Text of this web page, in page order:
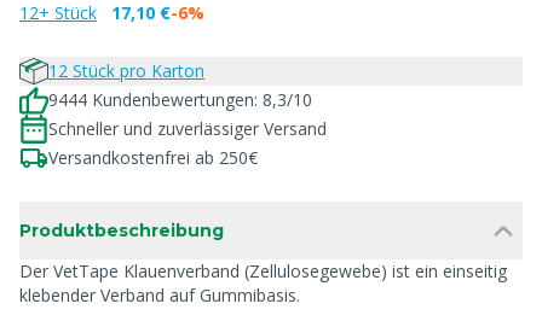
12+ Stück
17,10 €-6%
12 Stück pro Karton
9444 Kundenbewertungen: 8,3/10
Schneller und zuverlässiger Versand
Versandkostenfrei ab 250€
Produktbeschreibung
Der VetTape Klauenverband (Zellulosegewebe) ist ein einseitig
klebender Verband auf Gummibasis.